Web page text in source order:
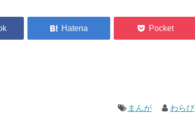
まんが わらび